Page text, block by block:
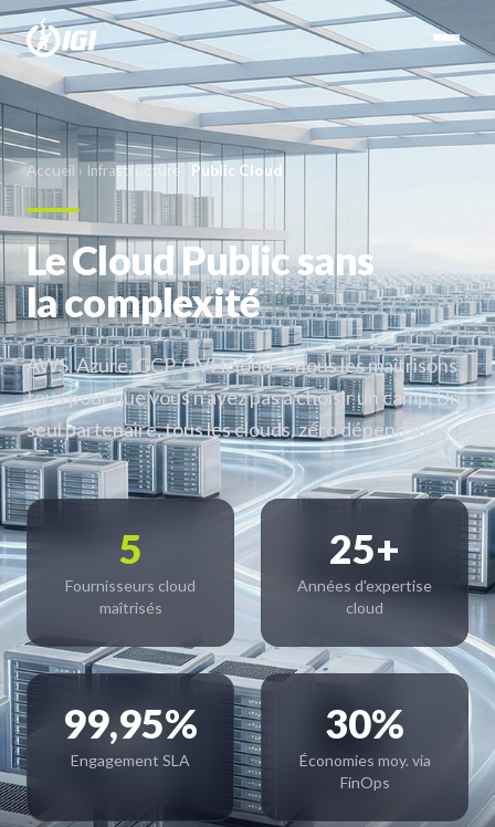
Accueil › Infrastructure Public Cloud
Le Cloud Public sans
la complexité
AWS, Azure, GCP, OVHcloud — nous les maîtrisons
tous pour que vous n'ayez pas à choisir un camp. Un
seul partenaire, tous les clouds, zéro dépendance.
5
Fournisseurs cloud
maîtrisés
25+
Années d'expertise
cloud
99,95%
Engagement SLA
30%
Économies moy. via
FinOps